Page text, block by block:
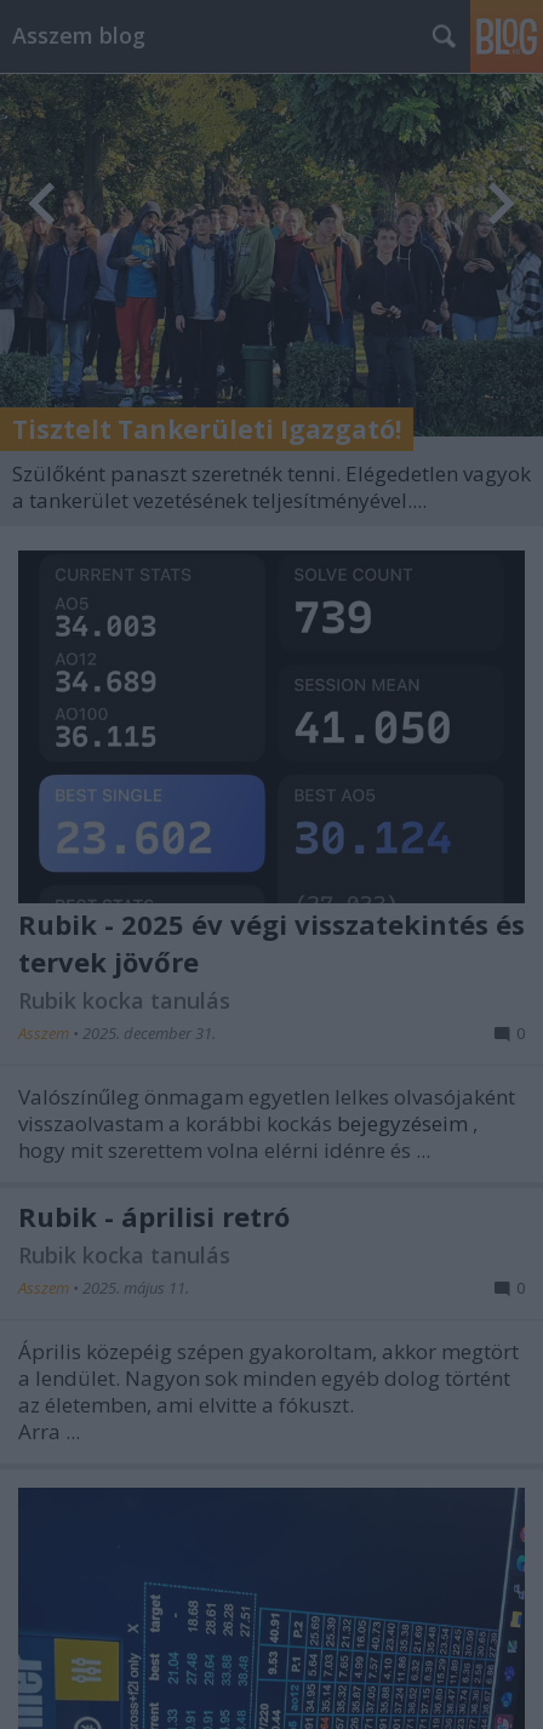
Asszem blog
Tisztelt Tankerületi Igazgató!
Szülőként panaszt szeretnék tenni. Elégedetlen vagyok
a tankerület vezetésének teljesítményével....
Rubik - 2025 év végi visszatekintés és
tervek jövőre
Rubik kocka tanulás
Asszem • 2025. december 31. 0
Valószínűleg önmagam egyetlen lelkes olvasójaként
visszaolvastam a korábbi kockás bejegyzéseim ,
hogy mit szerettem volna elérni idénre és ...
Rubik - áprilisi retró
Rubik kocka tanulás
Asszem • 2025. május 11. 0
Április közepéig szépen gyakoroltam, akkor megtört
a lendület. Nagyon sok minden egyéb dolog történt
az életemben, ami elvitte a fókuszt.
Arra ...